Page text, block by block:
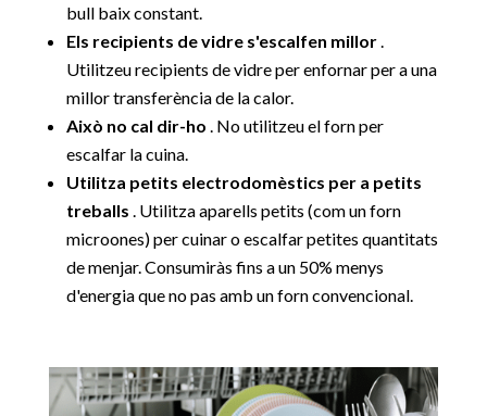
bull baix constant.
Els recipients de vidre s'escalfen millor.
Utilitzeu recipients de vidre per enfornar per a una
millor transferència de la calor.
Això no cal dir-ho . No utilitzeu el forn per
escalfar la cuina.
Utilitza petits electrodomèstics per a petits
treballs . Utilitza aparells petits (com un forn
microones) per cuinar o escalfar petites quantitats
de menjar. Consumiràs fins a un 50% menys
d'energia que no pas amb un forn convencional.